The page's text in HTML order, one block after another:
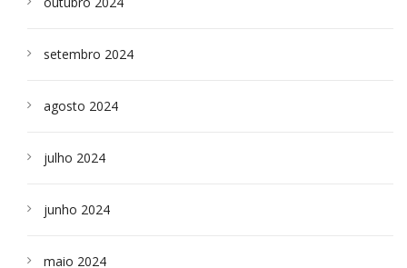
setembro 2024
agosto 2024
julho 2024
junho 2024
maio 2024